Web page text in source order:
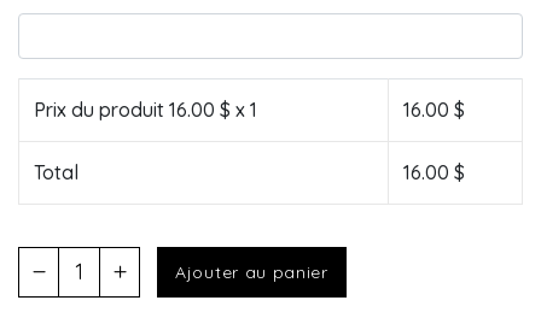
Prix du produit 16.00 $ x 1 16.00 $
Total 16.00 $
Ajouter au panier